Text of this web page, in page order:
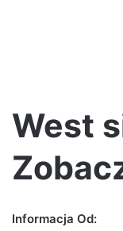
West
Informacja Od: